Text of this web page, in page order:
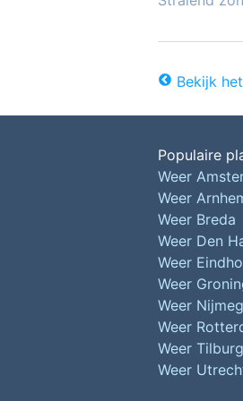
Bekijk
Populaire
Weer
Weer
Weer Breda
Weer Den
Weer
Weer
Weer
Weer
Weer Tilburg
Weer